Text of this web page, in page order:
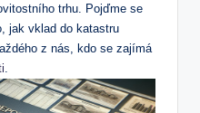
trhu. Pojďme se
jak⁣ vklad do katastru​
z⁤ nás, kdo se zajímá